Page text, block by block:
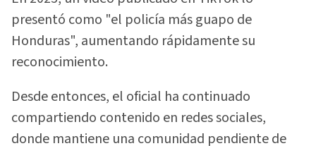
presentó como "el policía más guapo de
Honduras", aumentando rápidamente su
reconocimiento.
Desde entonces, el oficial ha continuado
compartiendo contenido en redes sociales,
donde mantiene una comunidad pendiente de